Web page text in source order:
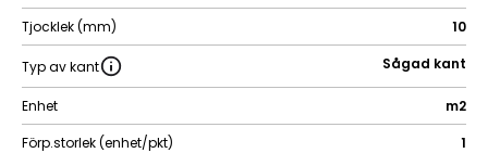
Tjocklek (mm)
10
Typ av kant Sågad kant
Enhet
m2
Förp.storlek (enhet/pkt)
1